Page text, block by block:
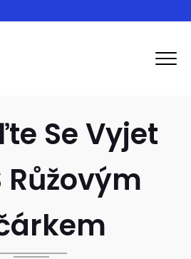
Se Vyjet
Růžovým